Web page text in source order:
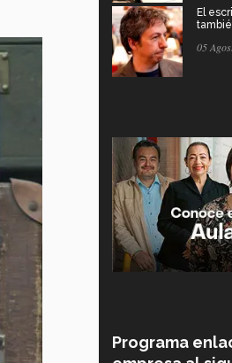
El
05
Programa